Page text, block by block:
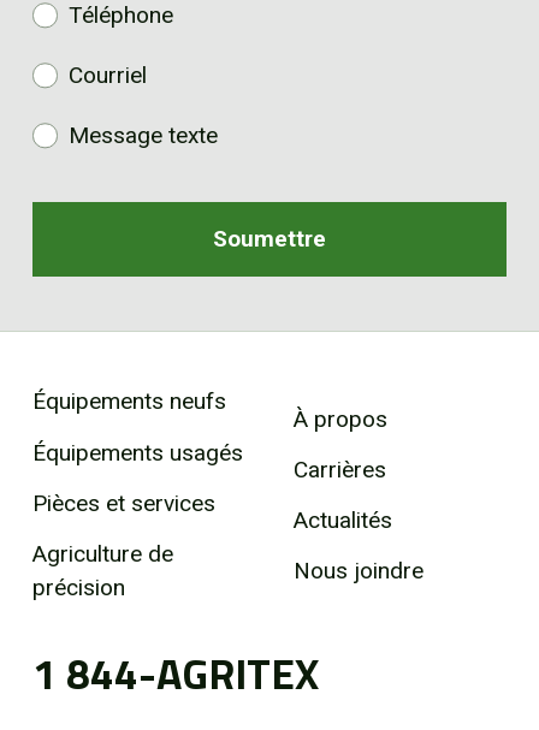
Téléphone
Courriel
Message texte
Équipements neufs
Équipements usagés
Pièces et services
Agriculture de
précision
À propos
Carrières
Actualités
Nous joindre
1 844-AGRITEX